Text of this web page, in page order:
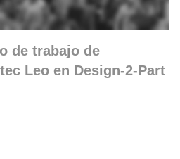
de trabajo de
Leo en Design-2-Part